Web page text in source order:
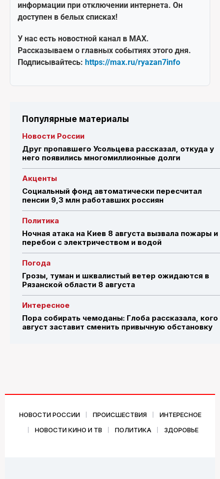
информации при отключении интернета. Он
доступен в белых списках!
У нас есть новостной канал в MAX.
Рассказываем о главных событиях этого дня.
Подписывайтесь: https://max.ru/ryazan7info
Популярные материалы
Новости России
Друг пропавшего Усольцева рассказал, откуда у
него появились многомиллионные долги
Акценты
Социальный фонд автоматически пересчитал
пенсии 9,3 млн работавших россиян
Политика
Ночная атака на Киев 8 августа вызвала пожары и
перебои с электричеством и водой
Погода
Грозы, туман и шквалистый ветер ожидаются в
Рязанской области 8 августа
Интересное
Пора собирать чемоданы: Глоба рассказала, кого
август заставит сменить привычную обстановку
НОВОСТИ РОССИИ ПРОИСШЕСТВИЯ
ИНТЕРЕСНОЕ
НОВОСТИ КИНО И ТВ
ПОЛИТИКА ЗДОРОВЬЕ